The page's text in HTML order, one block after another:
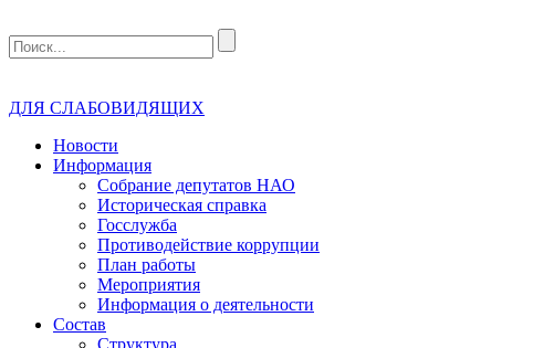
ДЛЯ СЛАБОВИДЯЩИХ
Новости
Информация
Собрание депутатов НАО
Историческая справка
Госслужба
Противодействие коррупции
План работы
Мероприятия
Информация о деятельности
Состав
Структура